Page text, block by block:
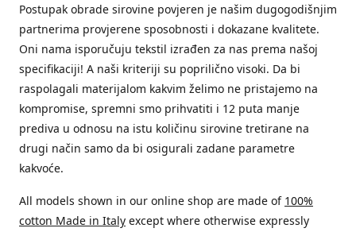
Postupak obrade sirovine povjeren je našim dugogodišnjim
partnerima provjerene sposobnosti i dokazane kvalitete.
Oni nama isporučuju tekstil izrađen za nas prema našoj
specifikaciji! A naši kriteriji su poprilično visoki. Da bi
raspolagali materijalom kakvim želimo ne pristajemo na
kompromise, spremni smo prihvatiti i 12 puta manje
prediva u odnosu na istu količinu sirovine tretirane na
drugi način samo da bi osigurali zadane parametre
kakvoće.
All models shown in our online shop are made of 100%
cotton Made in Italy except where otherwise expressly